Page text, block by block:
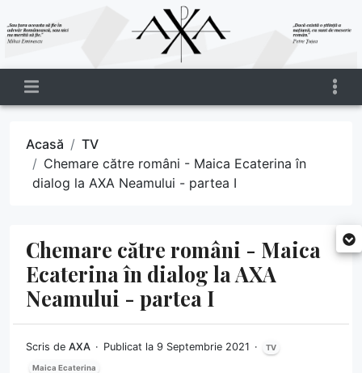
Acasă
TV
Chemare către români - Maica Ecaterina în
dialog la AXA Neamului - partea I
Chemare către români - Maica
Ecaterina în dialog la AXA
Neamului - partea I
Scris de AXA Publicat la 9 Septembrie 2021 TV
Maica Ecaterina